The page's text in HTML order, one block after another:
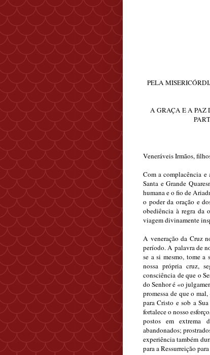
PELA
A GRAÇA E A PAZ
Veneráveis Irmãos,
Com a complacência e
Santa e Grande
humana e o fio de
o poder da oração e
obediência à regra da
viagem divinamente
A veneração da Cruz
período. A palavra de
se a si mesmo, tome a
nossa própria cruz,
consciência de que o
do Senhor é «o
promessa de que o
para Cristo e sob a
fortalece o nosso
postos em extrema
abandonados;
experiência também
para a Ressurreição